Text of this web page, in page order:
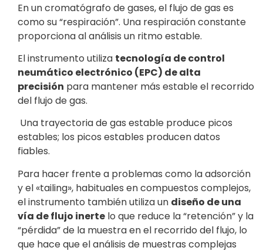
En un cromatógrafo de gases, el flujo de gas es
como su “respiración”. Una respiración constante
proporciona al análisis un ritmo estable.
El instrumento utiliza tecnología de control
neumático electrónico (EPC) de alta
precisión para mantener más estable el recorrido
del flujo de gas.
Una trayectoria de gas estable produce picos
estables; los picos estables producen datos
fiables.
Para hacer frente a problemas como la adsorción
y el «tailing», habituales en compuestos complejos,
el instrumento también utiliza un diseño de una
vía de flujo inerte lo que reduce la “retención” y la
“pérdida” de la muestra en el recorrido del flujo, lo
que hace que el análisis de muestras complejas